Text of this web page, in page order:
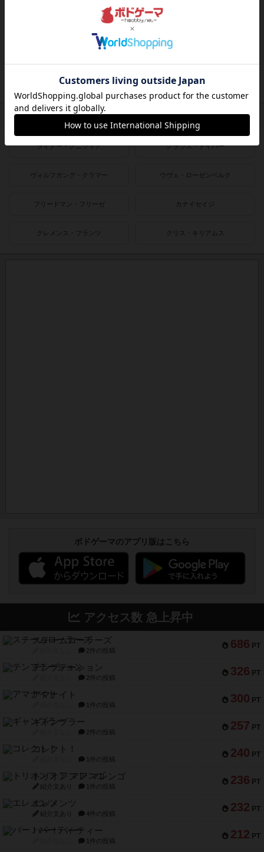
1980〜1990年 1950〜1980年
作者
ライナー・クニツィア クラウス・トイバー
ヴォルフガング・クラマー ウヴェ・ローゼンベルク
フリードマン・フリーゼ カナイセイジ
クレメンス・フランツ クリス・キリアムス
ボドゲーマのアプリ版はこちら
アクセス数 急上昇中
686 PT
スチームローラーズ
2件の投稿
326 PT
テンプテーション
2件の投稿
300 PT
アマナイト
1件の投稿
257 PT
ギャンブラー
2件の投稿
240 PT
コレクト！
1件の投稿
236 PT
トリオンフ ア マレンゴ
紹介文あり 1件の投稿
232 PT
エレメンツ
紹介文あり 4件の投稿
212 PT
バー！パーティー
1件の投稿